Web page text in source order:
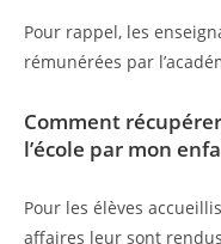
Pour rappel, les
rémunérées par
Comment
l’école par mon
Pour les élèves
affaires leur sont